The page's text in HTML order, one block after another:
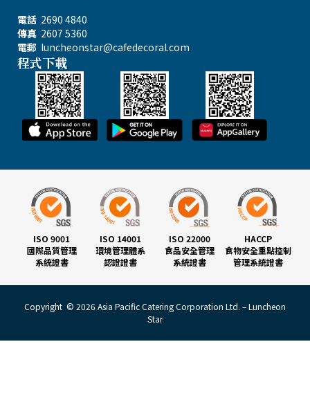
電話 2690 4840
傳真 2607 5360
電郵 luncheonstar@cafedecoral.com
程式下載
ISO 9001
國際品質管理
系統證書
ISO 14001
環境管理體系
認證證書
ISO 22000
食品安全管理
系統證書
HACCP
食物安全重點控制
管理系統證書
Copyright © 2026 Asia Pacific Catering Corporation Ltd. – Luncheon
Star